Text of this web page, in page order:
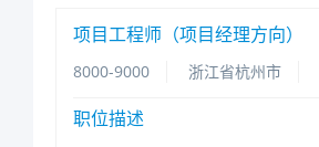
项目工程师（项目经理方向）
8000-9000 浙江省杭州市
职位描述